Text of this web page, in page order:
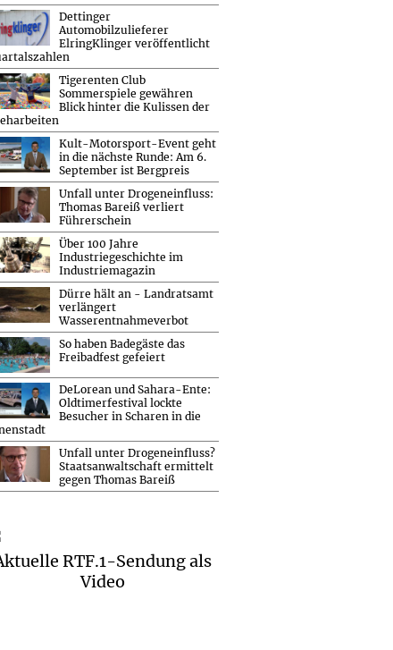
Dettinger
Automobilzulieferer
ElringKlinger veröffentlicht
Tigerenten Club
Sommerspiele gewähren
Blick hinter die Kulissen der
Kult-Motorsport-Event geht
in die nächste Runde: Am 6.
September ist Bergpreis
Unfall unter Drogeneinfluss:
Thomas Bareiß verliert
Führerschein
Über 100 Jahre
Industriegeschichte im
Industriemagazin
Dürre hält an - Landratsamt
verlängert
Wasserentnahmeverbot
So haben Badegäste das
Freibadfest gefeiert
DeLorean und Sahara-Ente:
Oldtimerfestival lockte
Besucher in Scharen in die
Unfall unter Drogeneinfluss?
Staatsanwaltschaft ermittelt
gegen Thomas Bareiß
RTF.1-Sendung als
Video